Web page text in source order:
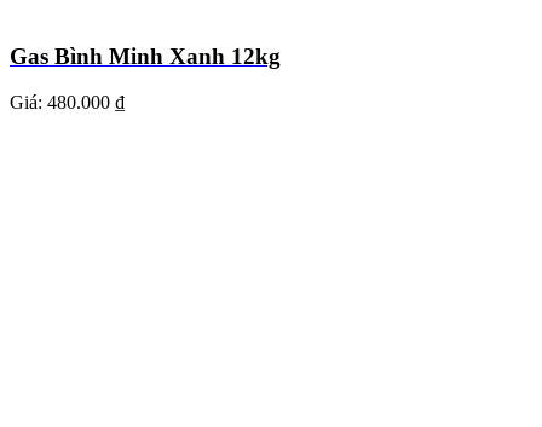
Gas Bình Minh Xanh 12kg
Giá: 480.000 ₫